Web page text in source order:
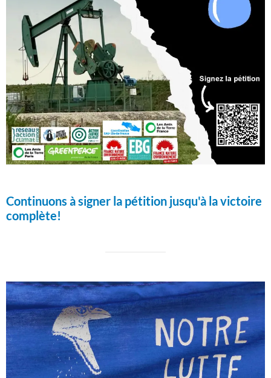
Continuons à signer la pétition jusqu'à la victoire
complète!